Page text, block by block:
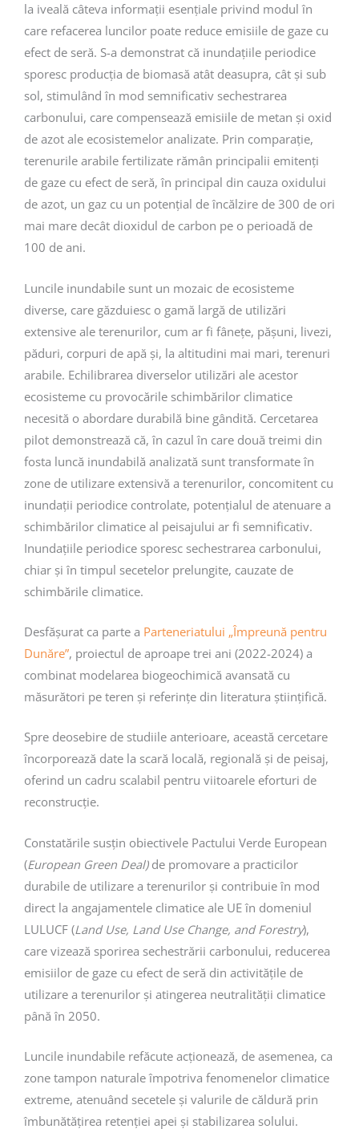
la iveală câteva informații esențiale privind modul în
care refacerea luncilor poate reduce emisiile de gaze cu
efect de seră. S-a demonstrat că inundațiile periodice
sporesc producția de biomasă atât deasupra, cât și sub
sol, stimulând în mod semnificativ sechestrarea
carbonului, care compensează emisiile de metan și oxid
de azot ale ecosistemelor analizate. Prin comparație,
terenurile arabile fertilizate rămân principalii emitenți
de gaze cu efect de seră, în principal din cauza oxidului
de azot, un gaz cu un potențial de încălzire de 300 de ori
mai mare decât dioxidul de carbon pe o perioadă de
100 de ani.
Luncile inundabile sunt un mozaic de ecosisteme
diverse, care găzduiesc o gamă largă de utilizări
extensive ale terenurilor, cum ar fi fânețe, pășuni, livezi,
păduri, corpuri de apă și, la altitudini mai mari, terenuri
arabile. Echilibrarea diverselor utilizări ale acestor
ecosisteme cu provocările schimbărilor climatice
necesită o abordare durabilă bine gândită. Cercetarea
pilot demonstrează că, în cazul în care două treimi din
fosta luncă inundabilă analizată sunt transformate în
zone de utilizare extensivă a terenurilor, concomitent cu
inundații periodice controlate, potențialul de atenuare a
schimbărilor climatice al peisajului ar fi semnificativ.
Inundațiile periodice sporesc sechestrarea carbonului,
chiar și în timpul secetelor prelungite, cauzate de
schimbările climatice.
Desfășurat ca parte a Parteneriatului „Împreună pentru
Dunăre”, proiectul de aproape trei ani (2022-2024) a
combinat modelarea biogeochimică avansată cu
măsurători pe teren și referințe din literatura științifică.
Spre deosebire de studiile anterioare, această cercetare
încorporează date la scară locală, regională și de peisaj,
oferind un cadru scalabil pentru viitoarele eforturi de
reconstrucție.
Constatările susțin obiectivele Pactului Verde European
(European Green Deal)de promovare a practicilor
durabile de utilizare a terenurilor și contribuie în mod
direct la angajamentele climatice ale UE în domeniul
LULUCF (Land Use, Land Use Change, and Forestry),
care vizează sporirea sechestrării carbonului, reducerea
emisiilor de gaze cu efect de seră din activitățile de
utilizare a terenurilor și atingerea neutralității climatice
până în 2050.
Luncile inundabile refăcute acționează, de asemenea, ca
zone tampon naturale împotriva fenomenelor climatice
extreme, atenuând secetele și valurile de căldură prin
îmbunătățirea retenției apei și stabilizarea solului.